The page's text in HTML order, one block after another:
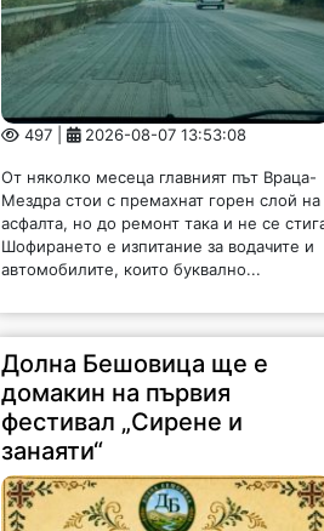
497 | 2026-08-07 13:53:08
От няколко месеца главният път Враца-
Мездра стои с премахнат горен слой на
асфалта, но до ремонт така и не се
Шофирането е изпитание за водачите и
автомобилите, които буквално...
Долна Бешовица ще е
домакин на първия
фестивал „Сирене и
занаяти“